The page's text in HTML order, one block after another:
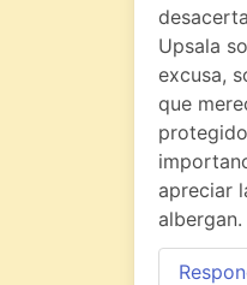
Upsala
excusa,
que
apreciar
albergan.